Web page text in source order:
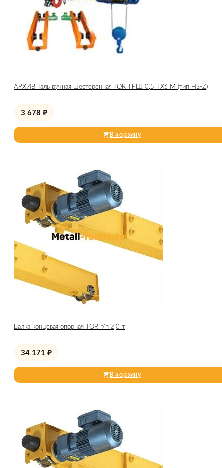
АРХИВ Таль ручная шестеренная TOR ТРШ 0,5 ТХ6 М (тип HS-Z)
3 678 ₽
В корзину
Балка концевая опорная TOR г/п 2,0 т
34 171 ₽
В корзину